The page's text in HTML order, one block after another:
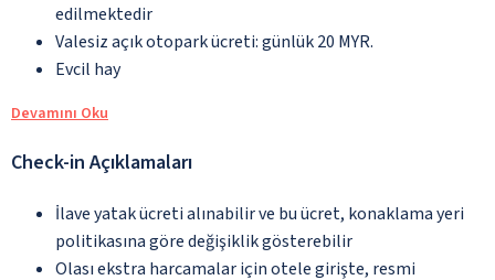
edilmektedir
Valesiz açık otopark ücreti: günlük 20 MYR.
Evcil hay
Devamını Oku
Check-in Açıklamaları
İlave yatak ücreti alınabilir ve bu ücret, konaklama yeri
politikasına göre değişiklik gösterebilir
Olası ekstra harcamalar için otele girişte, resmi